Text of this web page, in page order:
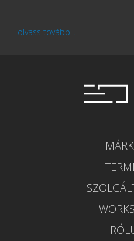
olvass tovább...